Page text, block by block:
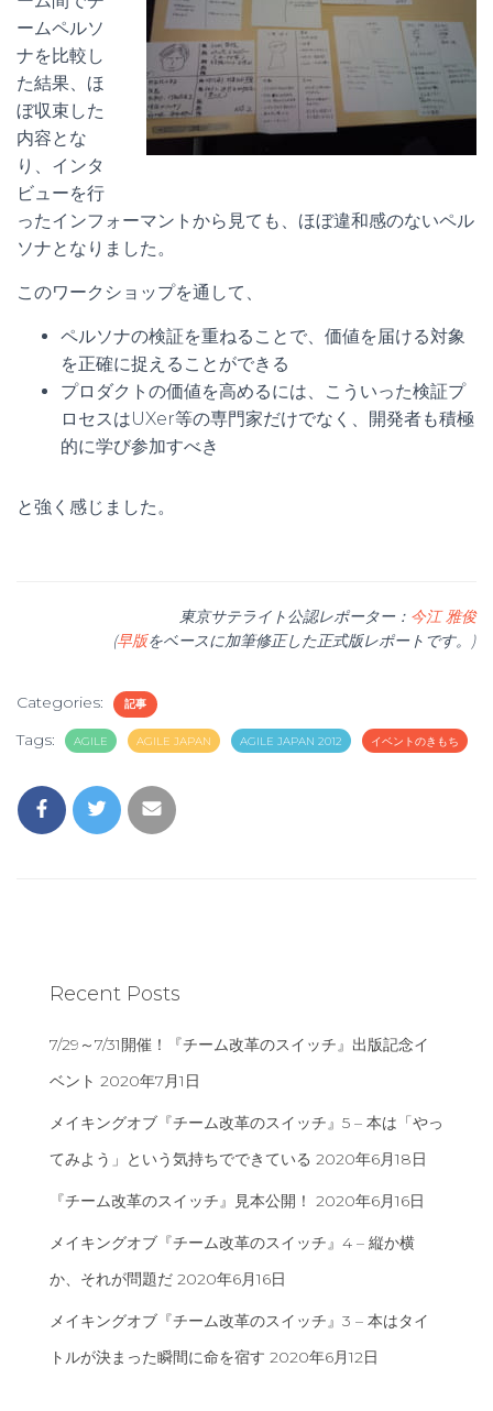
ームペルソ
ナを比較し
た結果、ほ
ぼ収束した
内容とな
り、インタ
ビューを行
ったインフォーマントから見ても、ほぼ違和感のないペル
ソナとなりました。
このワークショップを通して、
ペルソナの検証を重ねることで、価値を届ける対象
を正確に捉えることができる
プロダクトの価値を高めるには、こういった検証プ
ロセスはUXer等の専門家だけでなく、開発者も積極
的に学び参加すべき
と強く感じました。
東京サテライト公認レポーター： 今江 雅俊
(早版をベースに加筆修正した正式版レポートです。)
Categories: 記事
Tags: AGILE AGILE JAPAN AGILE JAPAN 2012 イベントのきもち
Recent Posts
7/29～7/31開催！『チーム改革のスイッチ』出版記念イ
ベント 2020年7月1日
メイキングオブ『チーム改革のスイッチ』5 – 本は「やっ
てみよう」という気持ちでできている 2020年6月18日
『チーム改革のスイッチ』見本公開！ 2020年6月16日
メイキングオブ『チーム改革のスイッチ』4 – 縦か横
か、それが問題だ 2020年6月16日
メイキングオブ『チーム改革のスイッチ』3 – 本はタイ
トルが決まった瞬間に命を宿す 2020年6月12日